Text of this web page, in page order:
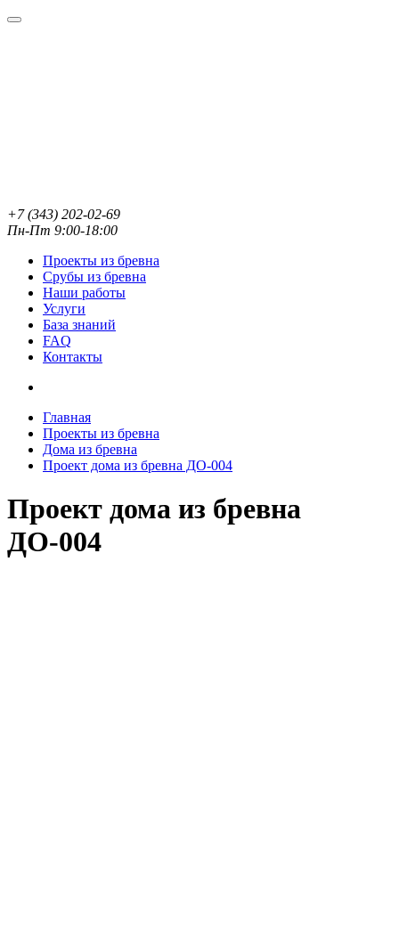
+7 (343) 202-02-69
Пн-Пт 9:00-18:00
Проекты из бревна
Срубы из бревна
Наши работы
Услуги
База знаний
FAQ
Контакты
Главная
Проекты из бревна
Дома из бревна
Проект дома из бревна ДО-004
Проект дома из бревна
ДО-004